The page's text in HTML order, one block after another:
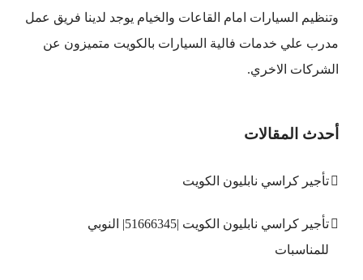
وتنظيم السيارات امام القاعات والخيام يوجد لدينا فريق عمل
مدرب علي خدمات فالية السيارات بالكويت متميزون عن
الشركات الاخري.
أحدث المقالات
تأجير كراسي نابليون الكويت
تأجير كراسي نابليون الكويت |51666345| النوبي
للمناسبات